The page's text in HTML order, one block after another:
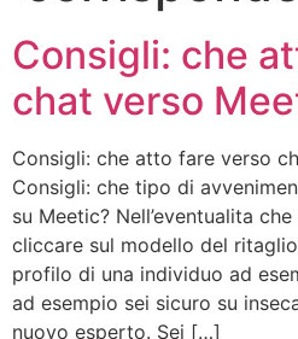
Consigli: che
chat verso
Consigli: che atto fare verso
Consigli: che tipo di
su Meetic? Nell’eventualita
cliccare sul modello del
profilo di una individuo ad
ad esempio sei sicuro su
nuovo esperto. Sei […]